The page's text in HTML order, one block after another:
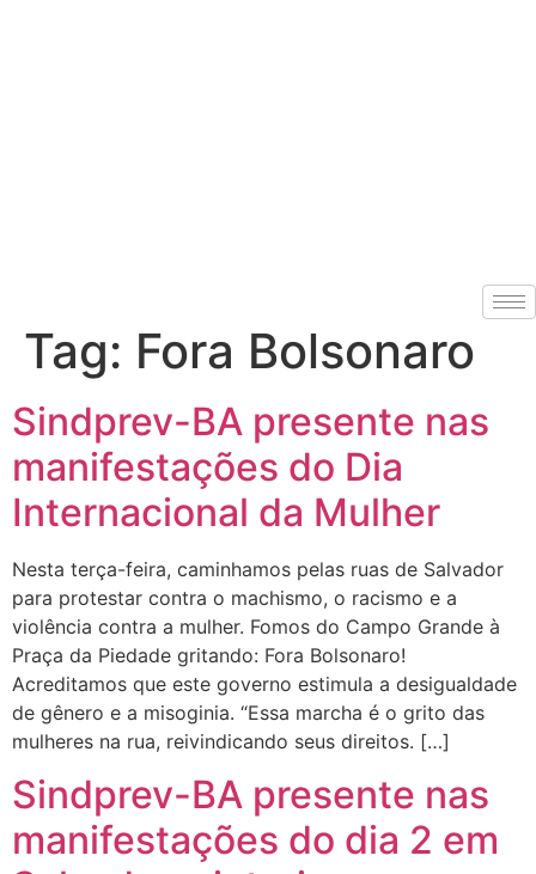
Tag: Fora Bolsonaro
Sindprev-BA presente nas
manifestações do Dia
Internacional da Mulher
Nesta terça-feira, caminhamos pelas ruas de Salvador
para protestar contra o machismo, o racismo e a
violência contra a mulher. Fomos do Campo Grande à
Praça da Piedade gritando: Fora Bolsonaro!
Acreditamos que este governo estimula a desigualdade
de gênero e a misoginia. “Essa marcha é o grito das
mulheres na rua, reivindicando seus direitos. […]
Sindprev-BA presente nas
manifestações do dia 2 em